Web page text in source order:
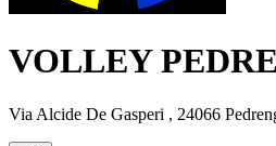
VOLLEY
Via Alcide De Gasperi , 24066